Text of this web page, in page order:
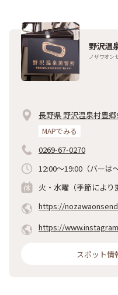
野沢温
ノザワオン
長野県 野沢温泉村豊郷
MAPでみる
0269-67-0270
12:00～19:00（バーは
火・水曜（季節により
https://
https://
スポット情